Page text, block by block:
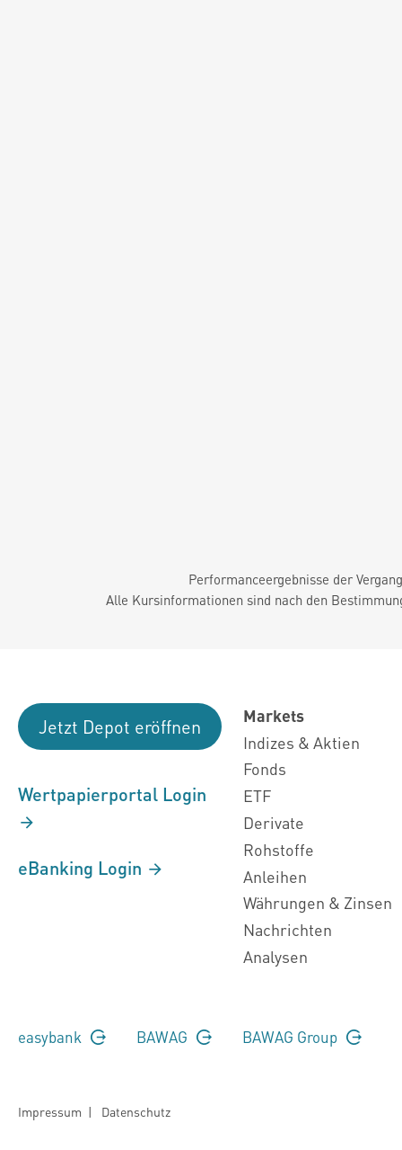
Performanceergebnisse der
Alle Kursinformationen sind nach den
Jetzt Depot eröffnen
Wertpapierportal Login
eBanking Login
Markets
Indizes & Aktien
Fonds
ETF
Derivate
Rohstoffe
Anleihen
Währungen & Zinsen
Nachrichten
Analysen
easybank BAWAG BAWAG Group
Impressum | Datenschutz